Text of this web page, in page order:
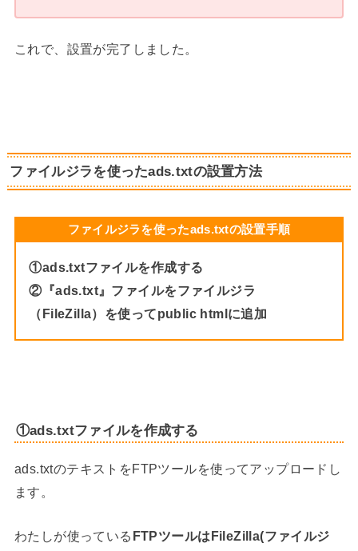
これで、設置が完了しました。
ファイルジラを使ったads.txtの設置方法
ファイルジラを使ったads.txtの設置手順
①ads.txtファイルを作成する
②『ads.txt』ファイルをファイルジラ
（FileZilla）を使ってpublic htmlに追加
①ads.txtファイルを作成する
ads.txtのテキストをFTPツールを使ってアップロードし
ます。
わたしが使っている FTPツールはFileZilla(ファイルジ